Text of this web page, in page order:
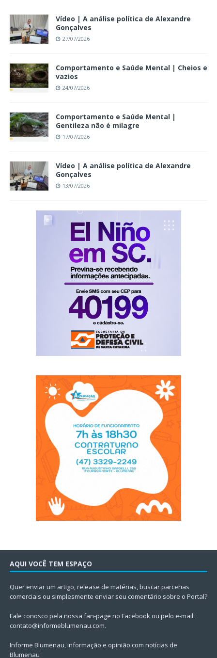
Vídeo | A análise política de Alexandre
Gonçalves
27/07/2026
Comportamento e Saúde Mental | Cheios e
vazios
24/07/2026
Comportamento e Saúde Mental |
Gentileza não é milagre
17/07/2026
Vídeo | A análise política de Alexandre
Gonçalves
13/07/2026
AQUI VOCÊ TEM ESPAÇO
Quer enviar um artigo, release de matérias, buscar parcerias
comerciais ou simplesmente enviar seu comentário sobre o Portal?
Fale conosco pela nossa fan-page no Facebook ou pelo e-mail:
contato@informeblumenau.com.
Informe Blumenau, informação e opinião com notícias de
Blumenau